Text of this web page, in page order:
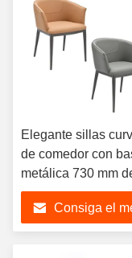
Elegante sillas
de comedor con
metálica 730 mm
altura resistente
Consiga el